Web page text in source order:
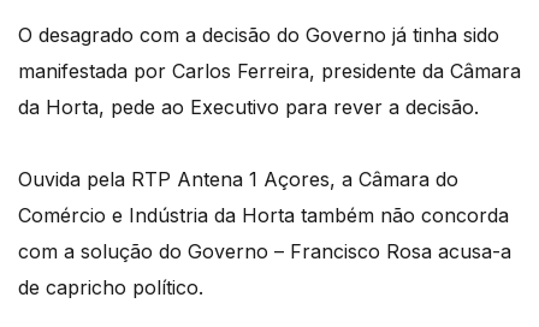
O desagrado com a decisão do Governo já tinha sido
manifestada por Carlos Ferreira, presidente da Câmara
da Horta, pede ao Executivo para rever a decisão.
Ouvida pela RTP Antena 1 Açores, a Câmara do
Comércio e Indústria da Horta também não concorda
com a solução do Governo – Francisco Rosa acusa-a
de capricho político.